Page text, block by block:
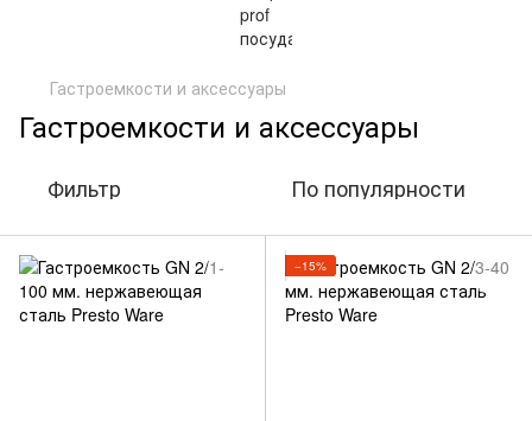
Гастроемкости и аксессуары
Гастроемкости и аксессуары
Фильтр По популярности
−15%